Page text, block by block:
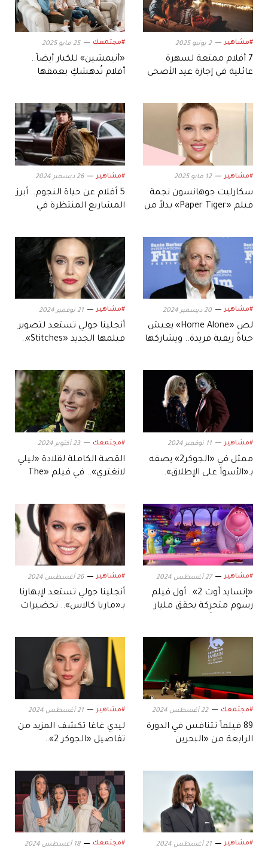
#مشاهير 2 يونيو 2025
7 أفلام ممتعة لسهرة
عائلية في إجازة عيد الأضحى
#مجتمعك 25 مايو 2025
«أنيمشين» للكبار أيضاً..
أفلام تُدهشكِ بعمقها
#مشاهير 12 مايو 2025
سكارليت جوهانسون نجمة
فيلم «Paper Tiger» بدلاً من
#مشاهير 26 ديسمبر 2024
5 أفلام عن حياة النجوم.. أبرز
المشاريع المنتظرة في
#مشاهير 20 ديسمبر 2024
لص «Home Alone» يعيش
حياةً ريفية فريدة.. ويشاركها
#مشاهير 21 نوفمبر 2024
أنجلينا جولي تستعد لتصوير
فيلمها الجديد «Stitches»..
#مشاهير 11 نوفمبر 2024
ممثل في «الجوكر2» يصفه
بـ«الأسوأ على الإطلاق»..
#مجتمعك 23 أكتوبر 2024
القصة الكاملة لقلادة «ليلي
لانغتري».. في فيلم «The
#مشاهير 27 أغسطس 2024
«إنسايد آوت 2».. أول فيلم
رسوم متحركة يحقق مليار
#مشاهير 26 أغسطس 2024
أنجلينا جولي تستعد لإبهارنا
بـ«ماريا كالاس».. تحضيرات
#مجتمعك 22 أغسطس 2024
89 فيلماً تتنافس في الدورة
الرابعة من «البحرين
#مشاهير 21 أغسطس 2024
ليدي غاغا تكشف المزيد من
تفاصيل «الجوكر 2»..
#مشاهير 21 أغسطس 2024 #مجتمعك 18 أغسطس 2024